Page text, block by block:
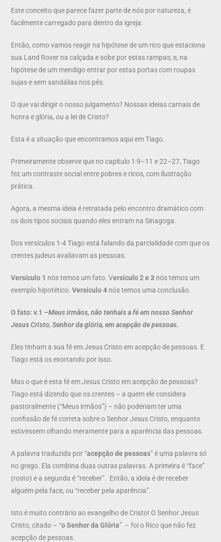
Este conceito que parece fazer parte de nós por natureza, é
facilmente carregado para dentro da igreja.
Então, como vamos reagir na hipótese de um rico que estaciona
sua Land Rover na calçada e sobe por estas rampas; e, na
hipótese de um mendigo entrar por estas portas com roupas
sujas e sem sandálias nos pés.
O que vai dirigir o nosso julgamento? Nossas ideias carnais de
honra e glória, ou a lei de Cristo?
Esta é a situação que encontramos aqui em Tiago.
Primeiramente observe que no capítulo 1:9–11 e 22–27, Tiago
fez um contraste social entre pobres e ricos, com ilustração
prática.
Agora, a mesma ideia é retratada pelo encontro dramático com
os dois tipos sociais quando eles entram na Sinagoga.
Dos versículos 1-4 Tiago está falando da parcialidade com que os
crentes judeus avaliavam as pessoas.
Versículo 1 nós temos um fato. Versículo 2 e 3 nós temos um
exemplo hipotético.Versículo 4 nós temos uma conclusão.
O fato: v.1 –Meus irmãos, não tenhais a fé em nosso Senhor
Jesus Cristo, Senhor da glória, em acepção de pessoas.
Eles tinham a sua fé em Jesus Cristo em acepção de pessoas. E
Tiago está os exortando por isso.
Mas o que é esta fé em Jesus Cristo em acepção de pessoas?
Tiago está dizendo que os crentes – a quem ele considera
pastoralmente (“Meus irmãos”) – não poderiam ter uma
confissão de fé correta sobre o Senhor Jesus Cristo, enquanto
estivessem olhando meramente para a aparência das pessoas.
A palavra traduzida por “acepção de pessoas” é uma palavra só
no grego. Ela combina duas outras palavras. A primeira é “face”
(rosto) e a segunda é “receber”. Então, a ideia é de receber
alguém pela face, ou “receber pela aparência”.
Isto é muito contrário ao evangelho de Cristo! O Senhor Jesus
Cristo, citado – “o Senhor da Glória” – foi o Rico que não fez
acepção de pessoas.